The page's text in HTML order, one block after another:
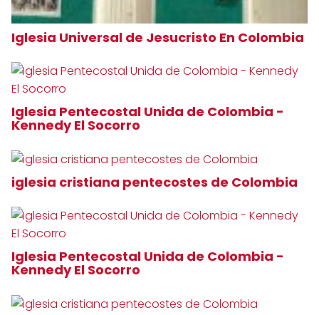
Iglesia Universal de Jesucristo En Colombia
Iglesia Pentecostal Unida de Colombia -
Kennedy El Socorro
iglesia cristiana pentecostes de Colombia
Iglesia Pentecostal Unida de Colombia -
Kennedy El Socorro